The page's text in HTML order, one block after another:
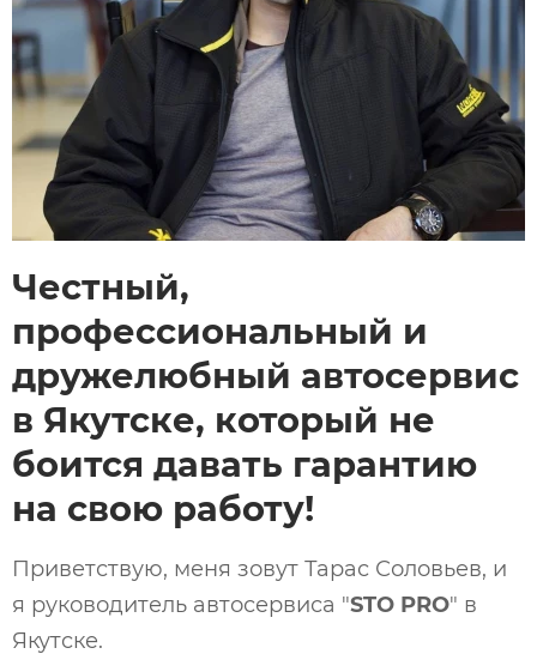
Честный,
профессиональный и
дружелюбный автосервис
в Якутске, который не
боится давать гарантию
на свою работу!
Приветствую, меня зовут Тарас Соловьев, и
я руководитель автосервиса "STO PRO" в
Якутске.